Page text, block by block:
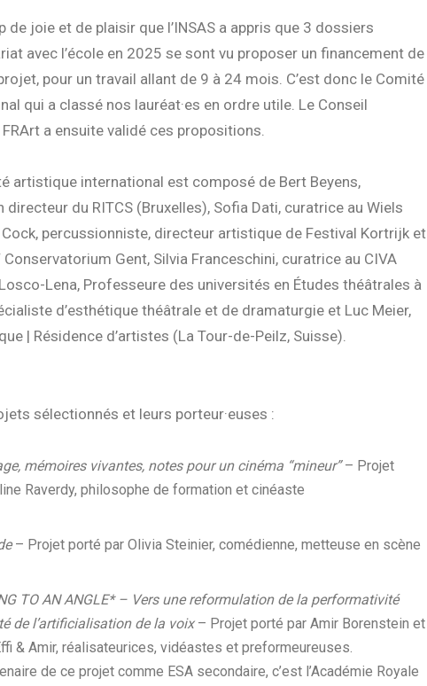
de joie et de plaisir que l’INSAS a appris que 3 dossiers
avec l’école en 2025 se sont vu proposer un financement de
pour un travail allant de 9 à 24 mois. C’est donc le Comité
qui a classé nos lauréat·es en ordre utile. Le Conseil
a ensuite validé ces propositions.
artistique international est composé de Bert Beyens,
directeur du RITCS (Bruxelles), Sofia Dati, curatrice au Wiels
Cock, percussionniste, directeur artistique de Festival Kortrijk et
Gent, Silvia Franceschini, curatrice au CIVA
Lena, Professeure des universités en Études théâtrales à
d’esthétique théâtrale et de dramaturgie et Luc Meier,
| Résidence d’artistes (La Tour-de-Peilz, Suisse).
sélectionnés et leurs porteur·euses :
mémoires vivantes, notes pour un cinéma “mineur”– Projet
Raverdy, philosophe de formation et cinéaste
– Projet porté par Olivia Steinier, comédienne, metteuse en scène
TO AN ANGLE* – Vers une reformulation de la performativité
de l’artificialisation de la voix– Projet porté par Amir Borenstein et
& Amir, réalisateurices, vidéastes et preformeureuses.
de ce projet comme ESA secondaire, c’est l’Académie Royale